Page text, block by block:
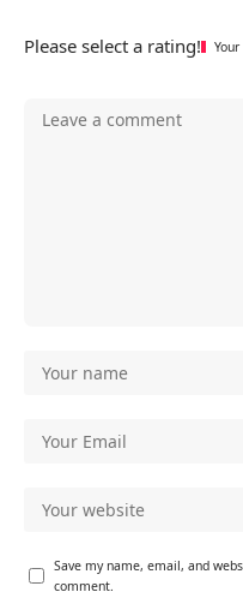
Please select a rating!
Save my name, email, and
comment.